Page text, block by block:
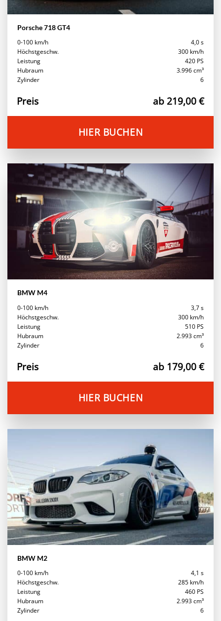
Porsche 718 GT4
0-100 km/h
Höchstgeschw.
Leistung
Hubraum
Zylinder
4,0 s
300 km/h
420 PS
3.996 cm³
6
Preis ab 219,00 €
HIER BUCHEN
BMW M4
0-100 km/h
Höchstgeschw.
Leistung
Hubraum
Zylinder
3,7 s
300 km/h
510 PS
2.993 cm³
6
Preis ab 179,00 €
HIER BUCHEN
BMW M2
0-100 km/h
Höchstgeschw.
Leistung
Hubraum
Zylinder
4,1 s
285 km/h
460 PS
2.993 cm³
6